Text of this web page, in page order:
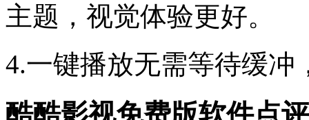
主题，视觉体验更好。
4.一键播放无需等待缓冲